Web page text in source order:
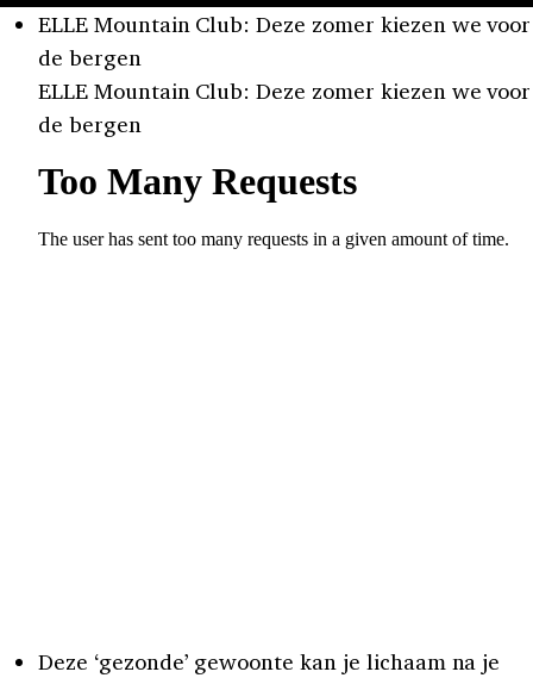
ELLE Mountain Club: Deze zomer kiezen we voor
de bergen
ELLE Mountain Club: Deze zomer kiezen we voor
de bergen
Deze ‘gezonde’ gewoonte kan je lichaam na je